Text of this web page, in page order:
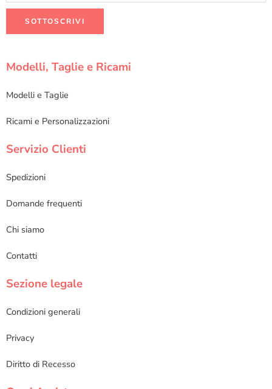
Modelli, Taglie e Ricami
Modelli e Taglie
Ricami e Personalizzazioni
Servizio Clienti
Spedizioni
Domande frequenti
Chi siamo
Contatti
Sezione legale
Condizioni generali
Privacy
Diritto di Recesso